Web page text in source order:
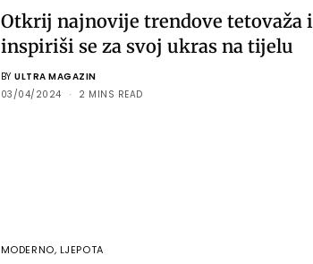
Otkrij najnovije trendove tetovaža i
inspiriši se za svoj ukras na tijelu
BY ULTRA MAGAZIN
03/04/2024
2 MINS READ
MODERNO, LJEPOTA